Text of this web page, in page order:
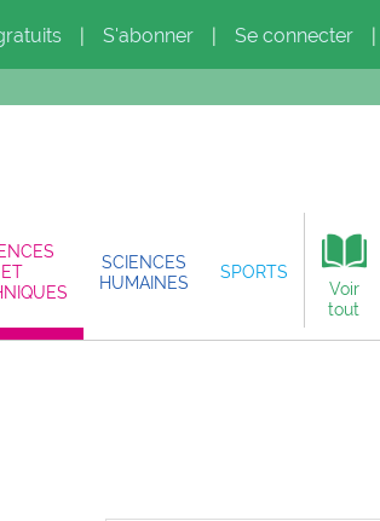
S'abonner Se connecter
ET
SCIENCES
HUMAINES
SPORTS
Voir
tout